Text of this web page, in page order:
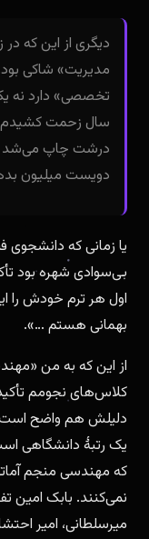
دیگری از این که
مدیریت» شاکی
تخصصی» دارد نه
سال زحمت کشیدم.
درشت چاپ می‌شد
دویست میلیون
یا زمانی که دانشجوی
بی‌سوادی شهره بود
اول هر ترم خودش را
بهمانی هستم …».
از این که به من
کلاس‌های نجومم
دلیلش هم واضح
یک رتبهٔ دانشگاهی
که مهندسی منجم
نمی‌کنند. بابک امین
میرسلطانی، امیر